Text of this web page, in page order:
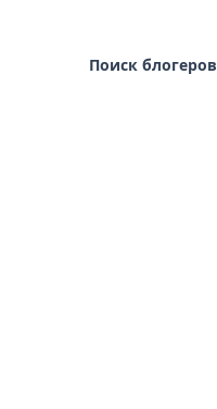
Поиск блогеров